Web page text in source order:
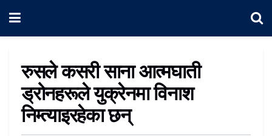
रुसले कसरी साना आत्मघाती
ड्रोनहरूले युक्रेनमा विनाश
निम्त्याइरहेका छन्